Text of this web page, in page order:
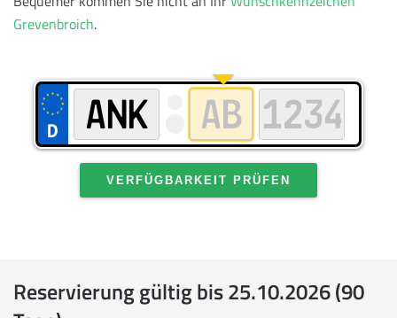
Grevenbroich.
VERFÜGBARKEIT PRÜFEN
Reservierung gültig bis 25.10.2026 (90